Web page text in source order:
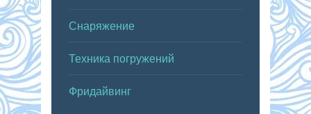
Снаряжение
Техника погружений
Фридайвинг